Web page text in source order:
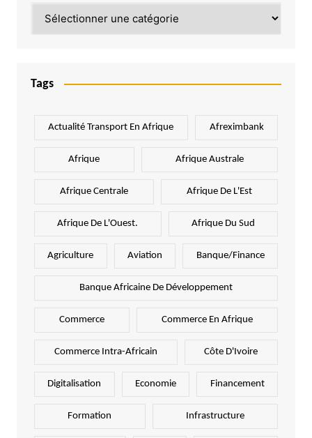
Tags
Actualité Transport En Afrique Afreximbank
Afrique Afrique Australe
Afrique Centrale Afrique De L'Est
Afrique De L'Ouest. Afrique Du Sud
Agriculture Aviation Banque/Finance
Banque Africaine De Développement
Commerce Commerce En Afrique
Commerce Intra-Africain Côte D'Ivoire
Digitalisation Economie Financement
Formation Infrastructure